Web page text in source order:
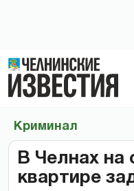
Криминал
В Челнах на
квартире